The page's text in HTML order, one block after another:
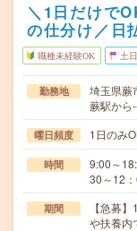
＼1日だけで
の仕分け／日
職種未経験OK 土
勤務地
埼玉県蕨
蕨駅から
曜日頻度 1日のみ
時間
9:00～
30～12
期間
【急募
や扶養内